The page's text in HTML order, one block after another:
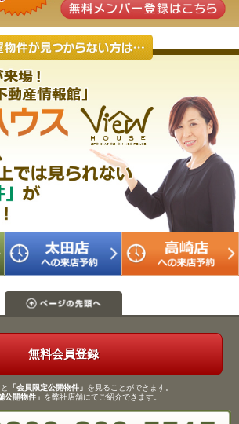
無料会員登録
「会員限定公開物件」 を見ることができます。
公開物件」 を弊社店舗にてご紹介できます。